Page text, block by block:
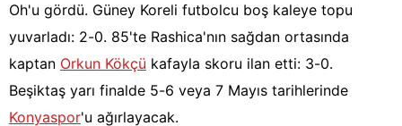
Oh'u gördü. Güney Koreli futbolcu boş kaleye topu
yuvarladı: 2-0. 85'te Rashica'nın sağdan ortasında
kaptan Orkun Kökçü kafayla skoru ilan etti: 3-0.
Beşiktaş yarı finalde 5-6 veya 7 Mayıs tarihlerinde
Konyaspor'u ağırlayacak.